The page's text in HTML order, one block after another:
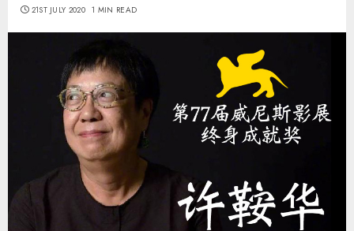
21ST JULY 2020 1 MIN READ